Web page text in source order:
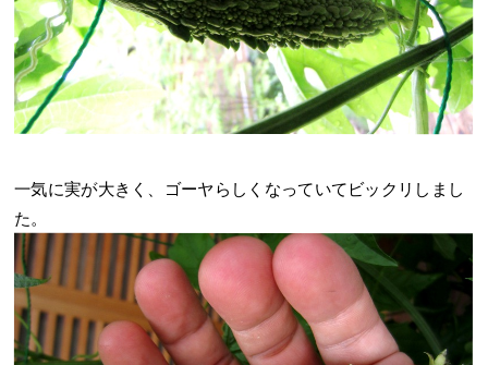
一気に実が大きく、ゴーヤらしくなっていてビックリしまし
た。